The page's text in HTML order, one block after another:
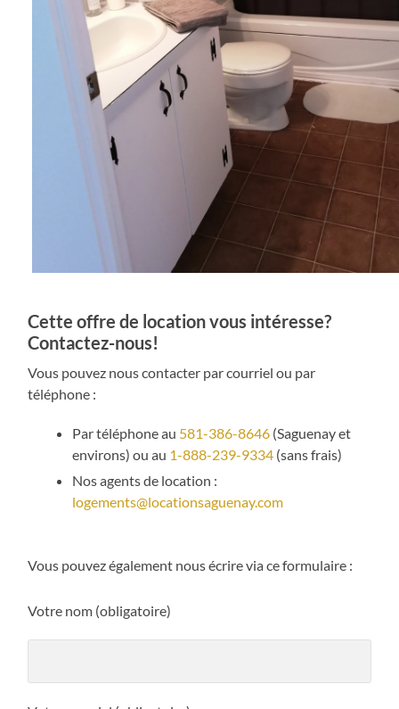
Cette offre de location vous intéresse?
Contactez-nous!
Vous pouvez nous contacter par courriel ou par
téléphone :
Par téléphone au 581-386-8646 (Saguenay et
environs) ou au 1-888-239-9334 (sans frais)
Nos agents de location :
logements@locationsaguenay.com
Vous pouvez également nous écrire via ce formulaire :
Votre nom (obligatoire)